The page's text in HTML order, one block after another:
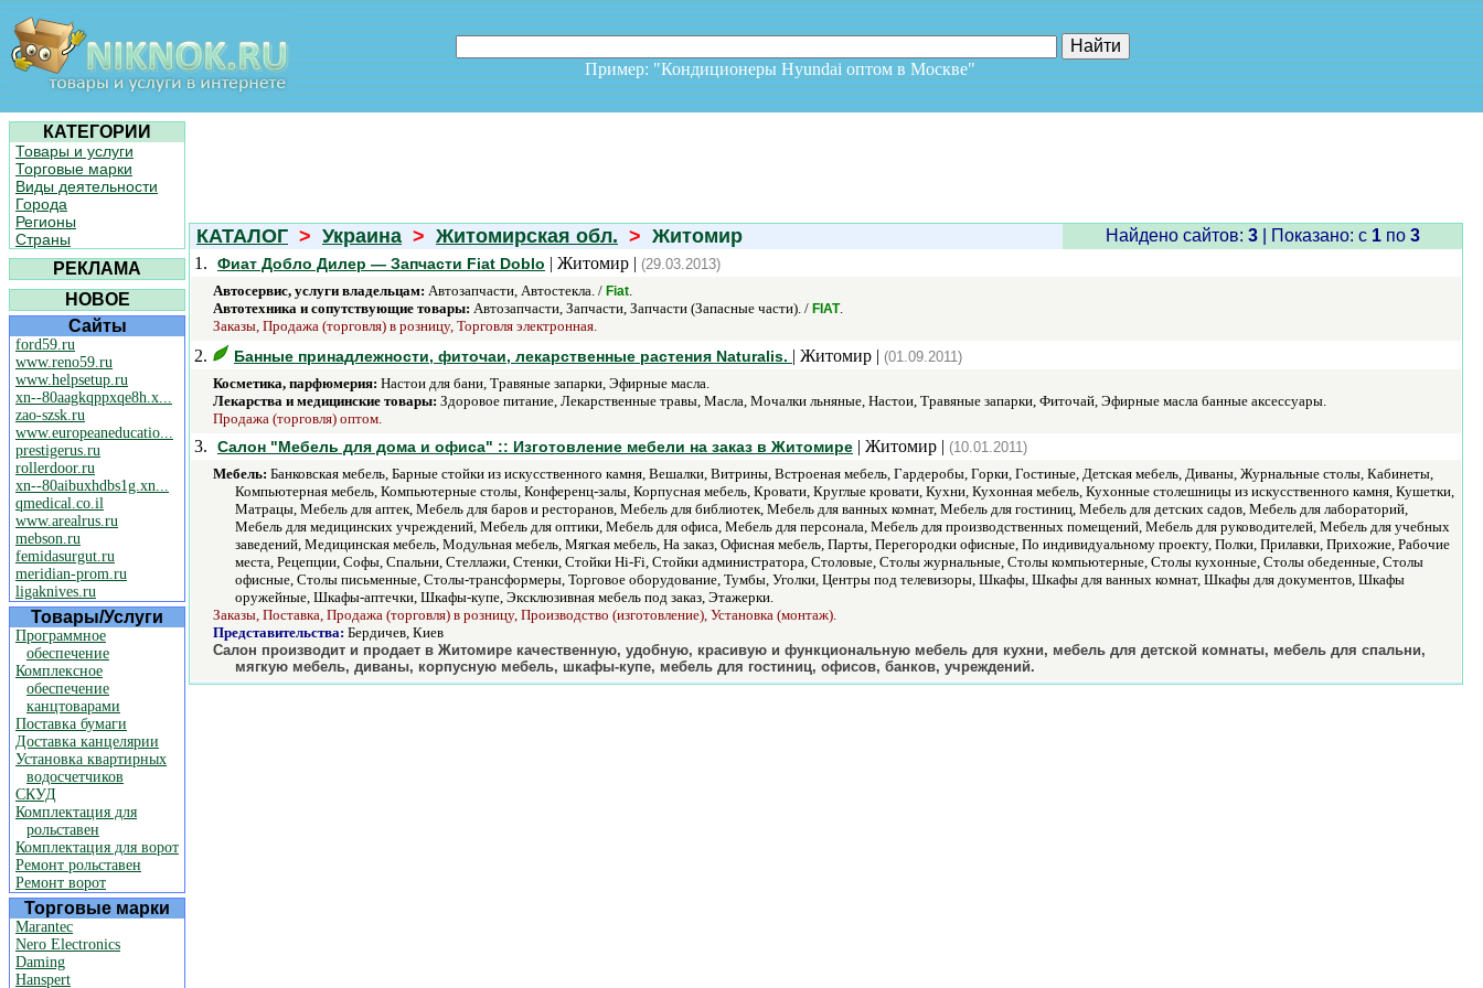
Пример: "Кондиционеры Hyundai оптом в Москве"
КАТЕГОРИИ
Товары и услуги
Торговые марки
Виды деятельности
Города
Регионы
Страны
РЕКЛАМА
НОВОЕ
Сайты
ford59.ru
www.reno59.ru
www.helpsetup.ru
xn--80aagkqppxqe8h.x...
zao-szsk.ru
www.europeaneducatio...
prestigerus.ru
rollerdoor.ru
xn--80aibuxhdbs1g.xn...
qmedical.co.il
www.arealrus.ru
mebson.ru
femidasurgut.ru
meridian-prom.ru
ligaknives.ru
Товары/Услуги
Программное
обеспечение
Комплексное
обеспечение
канцтоварами
Поставка бумаги
Доставка канцелярии
Установка квартирных
водосчетчиков
СКУД
Комплектация для
рольставен
Комплектация для ворот
Ремонт рольставен
Ремонт ворот
Торговые марки
Marantec
Nero Electronics
Daming
Hanspert
КАТАЛОГ > Украина > Житомирская обл. > Житомир Найдено сайтов: 3| Показано: c 1по 3
1.
Фиат Добло Дилер — Запчасти Fiat Doblo | Житомир | (29.03.2013)
Автосервис, услуги владельцам: Автозапчасти, Автостекла. / Fiat.
Автотехника и сопутствующие товары: Автозапчасти, Запчасти, Запчасти (Запасные части). / FIAT.
Заказы, Продажа (торговля) в розницу, Торговля электронная.
2. Банные принадлежности, фиточаи, лекарственные растения Naturalis. | Житомир | (01.09.2011)
Косметика, парфюмерия: Настои для бани, Травяные запарки, Эфирные масла.
Лекарства и медицинские товары: Здоровое питание, Лекарственные травы, Масла, Мочалки льняные, Настои, Травяные запарки, Фиточай, Эфирные масла банные аксессуары.
Продажа (торговля) оптом.
3. Салон "Мебель для дома и офиса" :: Изготовление мебели на заказ в Житомире | Житомир | (10.01.2011)
Мебель: Банковская мебель, Барные стойки из искусственного камня, Вешалки, Витрины, Встроеная мебель, Гардеробы, Горки, Гостиные, Детская мебель, Диваны, Журнальные столы, Кабинеты,
Компьютерная мебель, Компьютерные столы, Конференц-залы, Корпусная мебель, Кровати, Круглые кровати, Кухни, Кухонная мебель, Кухонные столешницы из искусственного камня, Кушетки,
Матрацы, Мебель для аптек, Мебель для баров и ресторанов, Мебель для библиотек, Мебель для ванных комнат, Мебель для гостиниц, Мебель для детских садов, Мебель для лабораторий,
Мебель для медицинских учреждений, Мебель для оптики, Мебель для офиса, Мебель для персонала, Мебель для производственных помещений, Мебель для руководителей, Мебель для учебных
заведений, Медицинская мебель, Модульная мебель, Мягкая мебель, На заказ, Офисная мебель, Парты, Перегородки офисные, По индивидуальному проекту, Полки, Прилавки, Прихожие, Рабочие
места, Рецепции, Софы, Спальни, Стеллажи, Стенки, Стойки Hi-Fi, Стойки администратора, Столовые, Столы журнальные, Столы компьютерные, Столы кухонные, Столы обеденные, Столы
офисные, Столы письменные, Столы-трансформеры, Торговое оборудование, Тумбы, Уголки, Центры под телевизоры, Шкафы, Шкафы для ванных комнат, Шкафы для документов, Шкафы
оружейные, Шкафы-аптечки, Шкафы-купе, Эксклюзивная мебель под заказ, Этажерки.
Заказы, Поставка, Продажа (торговля) в розницу, Производство (изготовление), Установка (монтаж).
Представительства: Бердичев, Киев
Салон производит и продает в Житомире качественную, удобную, красивую и функциональную мебель для кухни, мебель для детской комнаты, мебель для спальни,
мягкую мебель, диваны, корпусную мебель, шкафы-купе, мебель для гостиниц, офисов, банков, учреждений.